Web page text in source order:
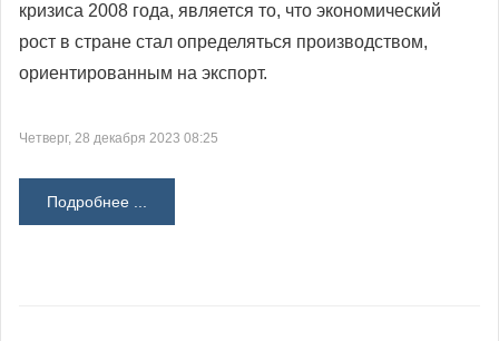
кризиса 2008 года, является то, что экономический
рост в стране стал определяться производством,
ориентированным на экспорт.
Четверг, 28 декабря 2023 08:25
Подробнее ...